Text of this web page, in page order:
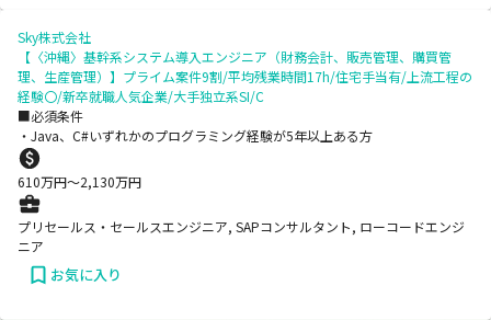
Sky株式会社
【〈沖縄〉基幹系システム導入エンジニア（財務会計、販売管理、購買管
理、生産管理）】プライム案件9割/平均残業時間17h/住宅手当有/上流工程の
経験〇/新卒就職人気企業/大手独立系SI/C
■必須条件
・Java、C#いずれかのプログラミング経験が5年以上ある方
610万円〜2,130万円
プリセールス・セールスエンジニア, SAPコンサルタント, ローコードエンジ
ニア
お気に入り